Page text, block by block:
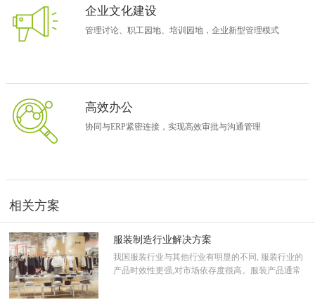
和市场研发来获得持续的“差异化”能力。这两点决定了劲草选择的道
路是管理难度较大的一种类型。
管理者目光需要覆盖到设计、生产、物流、分销零售、售后等多个领
域。需要以企业管理运营的信息化作为支撑。因此，在总裁王致勤的
支持下，劲草开始信息化强企之路。08年先后上线用友ERP（包括服
装制造与分销、零售）以及致远协创A6协同管理软件来作为企业业务
管理与办公组织管理的基础架构。
“我们上协同的最初的想法就是提高工作效率，搭建全国营销管理平
还要完善公司内部设计部门与其他部门的设计文档协作、交换能
随着ERP系统上线运行，劲草发现其生产、店铺销售管理方面效率得
到了提升，但由于在办公管理方面依然如故，大部分人员并没有感到
工作效率的明显提升。
“我们还是需要花费大量的时间来处理业务工作，比如门店的维修申请
企业文化建设
管理讨论、职工园地、培训园地，企业新型管理模式
高效办公
协同与ERP紧密连接，实现高效审批与沟通管理
相关方案
服装制造行业解决方案
我国服装行业与其他行业有明显的不同, 服装行业的
产品时效性更强,对市场依存度很高。服装产品通常